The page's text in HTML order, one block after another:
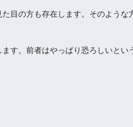
目の方も存在します。そのような
す。前者はやっぱり恐ろしいとい